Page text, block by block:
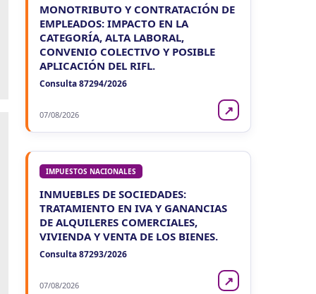
MONOTRIBUTO Y CONTRATACIÓN DE
EMPLEADOS: IMPACTO EN LA
CATEGORÍA, ALTA LABORAL,
CONVENIO COLECTIVO Y POSIBLE
APLICACIÓN DEL RIFL.
Consulta 87294/2026
07/08/2026 ↗
IMPUESTOS NACIONALES
INMUEBLES DE SOCIEDADES:
TRATAMIENTO EN IVA Y GANANCIAS
DE ALQUILERES COMERCIALES,
VIVIENDA Y VENTA DE LOS BIENES.
Consulta 87293/2026
07/08/2026 ↗